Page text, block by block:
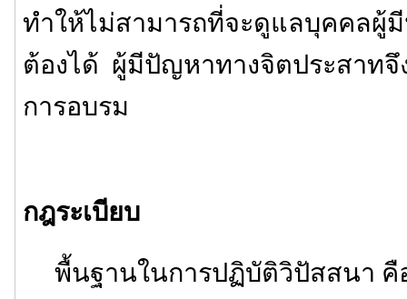
ทำให้ไม่สามารถที่จะดูแลบุคคลผู้
ต้องได้ ผู้มีปัญหาทางจิตประสาทจึ
การอบรม
กฎระเบียบ
พื้นฐานในการปฏิบัติวิปัสสนา คื